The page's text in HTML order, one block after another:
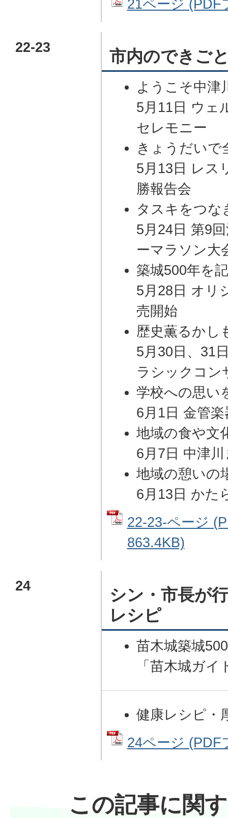
21ページ (PDF
22-23 市内のできご
ようこそ中津
5月11日 ウェ
セレモニー
きょうだいで
5月13日 レス
勝報告会
タスキをつな
5月24日 第9
ーマラソン大
築城500年を
5月28日 オリ
売開始
歴史薫るかし
5月30日、31
ラシックコン
学校への思い
6月1日 金管
地域の食や文
6月7日 中津
地域の憩いの
6月13日 かた
22-23-ページ
863.4KB)
24
シン・市長が
レシピ
苗木城築城
「苗木城ガイ
健康レシピ・
24ページ (PDF
この記事に関